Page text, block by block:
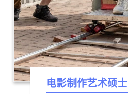
电影制作艺术硕士